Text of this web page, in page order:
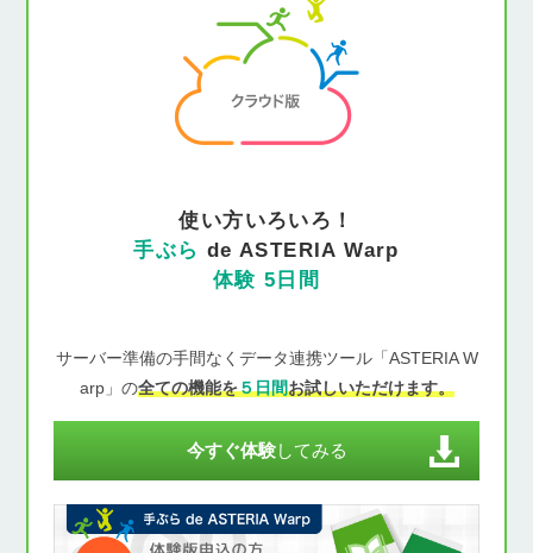
使い方いろいろ！
手ぶら de ASTERIA Warp
体験 5日間
サーバー準備の手間なくデータ連携ツール「ASTERIA W
arp」の全ての機能を５日間お試しいただけます。
今すぐ体験してみる